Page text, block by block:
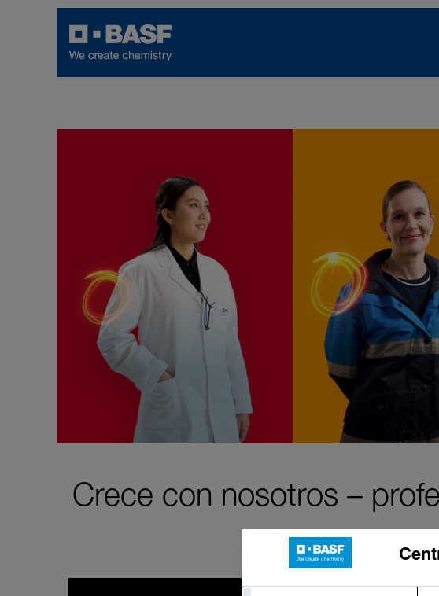
Crece con nosotros –